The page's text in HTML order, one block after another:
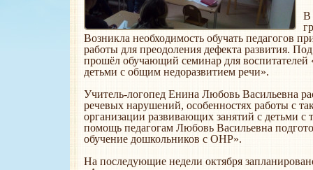
В
Возникла необходимость обучать педагогов
работы для преодоления дефекта развития.
прошёл обучающий семинар для
детьми с общим недоразвитием речи».
Учитель-логопед Енина Любовь Васильевна
речевых нарушений, особенностях работы с
организации развивающих занятий с детьми
помощь педагогам Любовь Васильевна
обучение дошкольников с ОНР».
На последующие недели октября